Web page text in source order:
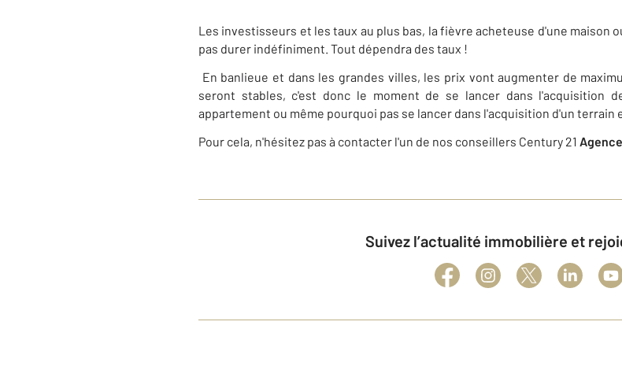
Les investisseurs et les taux au plus bas, la fièvre acheteuse d'une maison
pas durer indéfiniment. Tout dépendra des taux !
En banlieue et dans les grandes villes, les prix vont augmenter de
seront stables, c'est donc le moment de se lancer dans l'acquisition
appartement ou même pourquoi pas se lancer dans l'acquisition d'un
Pour cela, n'hésitez pas à contacter l'un de nos conseillers Century 21
Suivez l’actualité immobilière et